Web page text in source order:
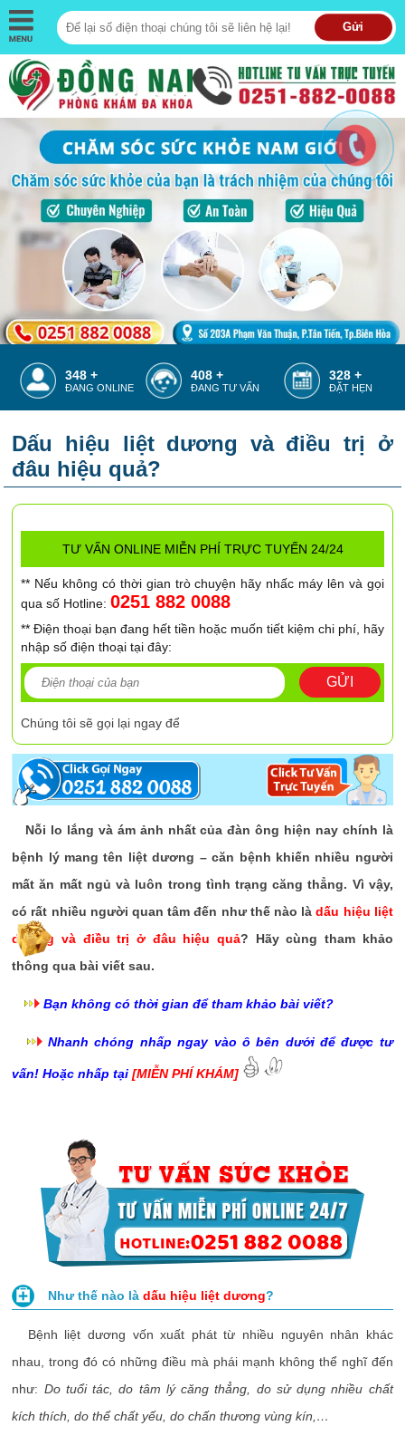
Gửi
386 +
ĐANG ONLINE
446 +
ĐANG TƯ VẤN
366 +
ĐẶT HẸN
Dấu hiệu liệt dương và điều trị ở
đâu hiệu quả?
TƯ VẤN ONLINE MIỄN PHÍ TRỰC TUYẾN 24/24
** Nếu không có thời gian trò chuyện hãy nhấc máy lên và gọi
qua số Hotline: 0251 882 0088
** Điện thoại bạn đang hết tiền hoặc muốn tiết kiệm chi phí, hãy
nhập số điện thoại tại đây:
GỬI
Chúng tôi sẽ gọi lại ngay để
Nỗi lo lắng và ám ảnh nhất của đàn ông hiện nay chính là
bệnh lý mang tên liệt dương – căn bệnh khiến nhiều người
mất ăn mất ngủ và luôn trong tình trạng căng thẳng. Vì vậy,
có rất nhiều người quan tâm đến như thế nào làdấu hiệu liệt
dương và điều trị ở đâu hiệu quả? Hãy cùng tham khảo
thông qua bài viết sau.
Bạn không có thời gian để tham khảo bài viết?
Nhanh chóng nhấp ngay vào ô bên dưới để được tư
vấn! Hoặc nhấp tại [MIỄN PHÍ KHÁM]
Như thế nào làdấu hiệu liệt dương?
Bệnh liệt dương vốn xuất phát từ nhiều nguyên nhân khác
nhau, trong đó có những điều mà phái mạnh không thể nghĩ đến
như: Do tuổi tác, do tâm lý căng thẳng, do sử dụng nhiều chất
kích thích, do thể chất yếu, do chấn thương vùng kín,…